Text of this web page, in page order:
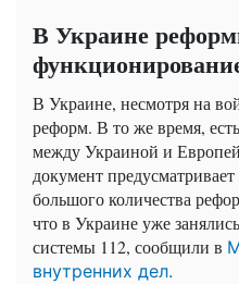
В Украине
В Украине, несмотря на
реформ. В то же время,
между Украиной и
документ
большого количества
что в Украине уже
системы 112, сообщили в
внутренних дел.